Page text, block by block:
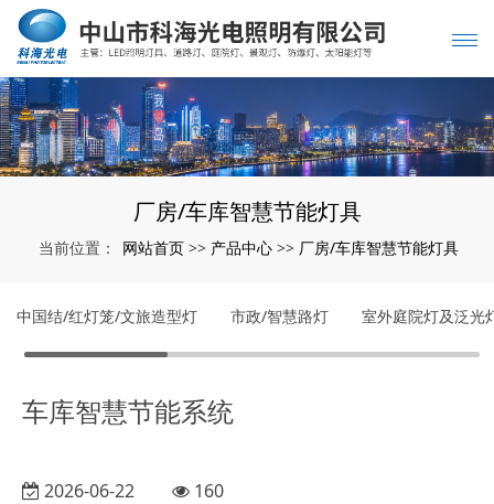
厂房/车库智慧节能灯具
当前位置： 网站首页>> 产品中心>> 厂房/车库智慧节能灯具
中国结/红灯笼/文旅造型灯 市政/智慧路灯 室外庭院灯及泛光
车库智慧节能系统
2026-06-22 160